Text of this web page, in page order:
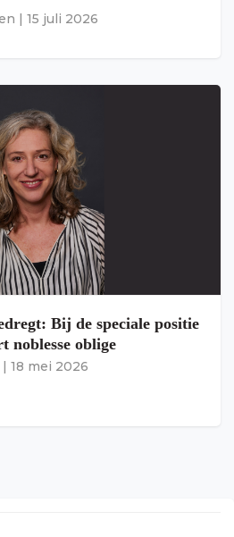
| 15 juli 2026
Bij de speciale positie
noblesse oblige
| 18 mei 2026